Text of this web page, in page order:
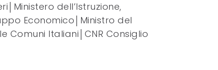
dell’Istruzione,
Economico│Ministro del
Comuni Italiani│CNR Consiglio